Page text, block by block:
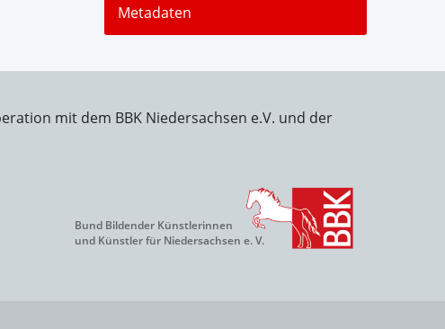
Metadaten
mit dem BBK Niedersachsen e.V. und der
Bund Bildender Künstlerinnen
und Künstler für Niedersachsen e. V.